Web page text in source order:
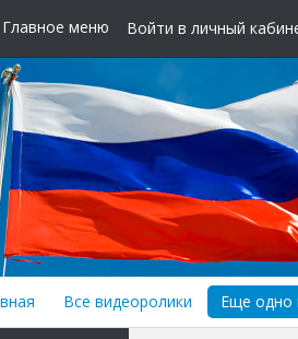
Главное меню Войти в личный
Все видеоролики Еще одно